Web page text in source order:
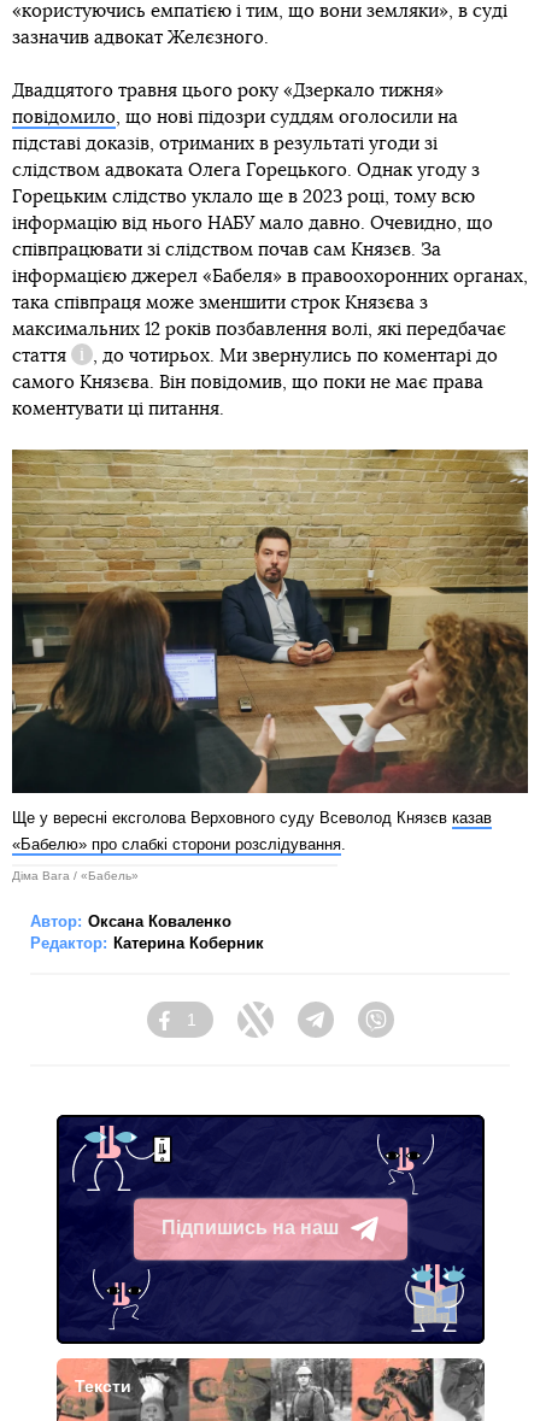
«користуючись емпатією і тим, що вони земляки», в суді
зазначив адвокат Желєзного.
Двадцятого травня цього року «Дзеркало тижня»
повідомило , що нові підозри суддям оголосили на
підставі доказів, отриманих в результаті угоди зі
слідством адвоката Олега Горецького. Однак угоду з
Горецьким слідство уклало ще в 2023 році, тому всю
інформацію від нього НАБУ мало давно. Очевидно, що
співпрацювати зі слідством почав сам Князєв. За
інформацією джерел «Бабеля» в правоохоронних органах,
така співпраця може зменшити строк Князєва з
максимальних 12 років позбавлення волі, які передбачає
стаття
Довідка
, до чотирьох. Ми звернулись по коментарі до
самого Князєва. Він повідомив, що поки не має права
коментувати ці питання.
Ще у вересні ексголова Верховного суду Всеволод Князєв казав
«Бабелю» про слабкі сторони розслідування
Діма Вага / «Бабель»
Автор: Оксана Коваленко
Редактор: Катерина Коберник
Facebook
1
Twitter TelegramViber
Підпишись на наш
Telegram
Тексти